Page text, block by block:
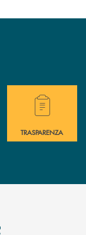
immediata?
Hai bisogno di
TRASPARENZA